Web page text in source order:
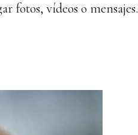
fotos, vídeos o mensajes.